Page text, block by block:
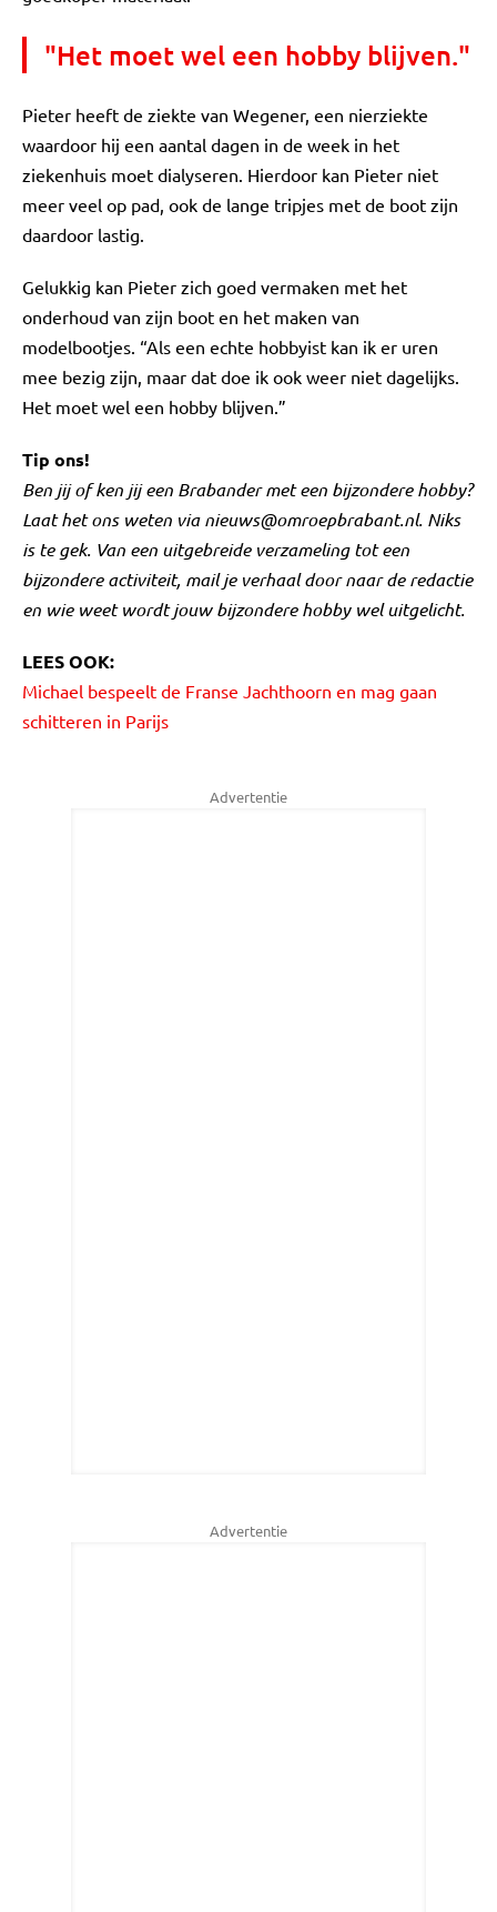
"Het moet wel een hobby blijven."
Pieter heeft de ziekte van Wegener, een nierziekte
waardoor hij een aantal dagen in de week in het
ziekenhuis moet dialyseren. Hierdoor kan Pieter niet
meer veel op pad, ook de lange tripjes met de boot zijn
daardoor lastig.
Gelukkig kan Pieter zich goed vermaken met het
onderhoud van zijn boot en het maken van
modelbootjes. “Als een echte hobbyist kan ik er uren
mee bezig zijn, maar dat doe ik ook weer niet dagelijks.
Het moet wel een hobby blijven.”
Tip ons!
Ben jij of ken jij een Brabander met een bijzondere hobby?
Laat het ons weten vianieuws@omroepbrabant.nl. Niks
is te gek. Van een uitgebreide verzameling tot een
bijzondere activiteit, mail je verhaal door naar de redactie
en wie weet wordt jouw bijzondere hobby wel uitgelicht.
LEES OOK:
Michael bespeelt de Franse Jachthoorn en mag gaan
schitteren in Parijs
Advertentie
Advertentie